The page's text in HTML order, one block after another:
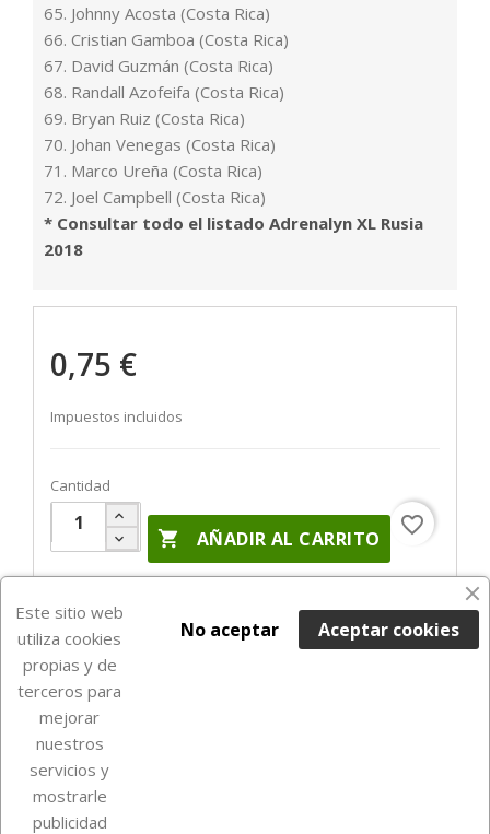
65. Johnny Acosta (Costa Rica)
66. Cristian Gamboa (Costa Rica)
67. David Guzmán (Costa Rica)
68. Randall Azofeifa (Costa Rica)
69. Bryan Ruiz (Costa Rica)
70. Johan Venegas (Costa Rica)
71. Marco Ureña (Costa Rica)
72. Joel Campbell (Costa Rica)
* Consultar todo el listado Adrenalyn XL Rusia
2018
0,75 €
Impuestos incluidos
Cantidad
 AÑADIR AL CARRITO
favorite_border

Este sitio web
utiliza cookies
propias y de
terceros para
mejorar
nuestros
servicios y
mostrarle
publicidad
Aceptar cookies
No aceptar